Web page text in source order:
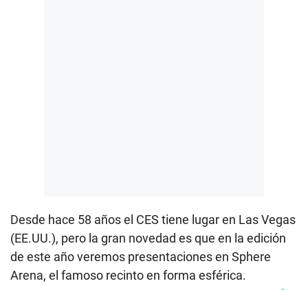
Desde hace 58 años el CES tiene lugar en Las Vegas
(EE.UU.), pero la gran novedad es que en la edición
de este año veremos presentaciones en Sphere
Arena, el famoso recinto en forma esférica.